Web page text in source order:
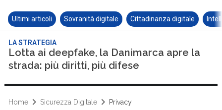
Ultimi articoli Sovranità digitale Cittadinanza digitale
LA STRATEGIA
Lotta ai deepfake, la Danimarca apre la
strada: più diritti, più difese
Home Sicurezza Digitale Privacy